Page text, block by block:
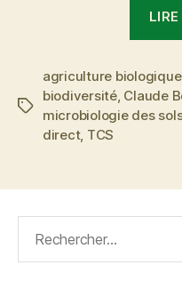
Étiquettes
agriculture biologique,
biodiversité, Claude
microbiologie des
direct, TCS